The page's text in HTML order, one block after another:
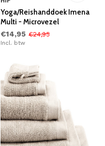
Yoga/Reishanddoek Imena
Multi - Microvezel
€14,95 €24,95
Incl. btw